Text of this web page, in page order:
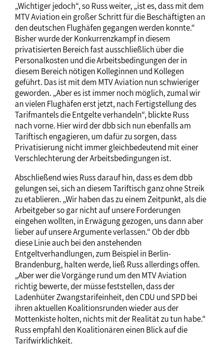
„Wichtiger jedoch“, so Russ weiter, „ist es, dass mit dem
MTV Aviation ein großer Schritt für die Beschäftigten an
den deutschen Flughäfen gegangen werden konnte.“
Bisher wurde der Konkurrenzkampf in diesem
privatisierten Bereich fast ausschließlich über die
Personalkosten und die Arbeitsbedingungen der in
diesem Bereich nötigen Kolleginnen und Kollegen
geführt. Das ist mit dem MTV Aviation nun schwieriger
geworden. „Aber es ist immer noch möglich, zumal wir
an vielen Flughäfen erst jetzt, nach Fertigstellung des
Tarifmantels die Entgelte verhandeln“, blickte Russ
nach vorne. Hier wird der dbb sich nun ebenfalls am
Tariftisch engagieren, um dafür zu sorgen, dass
Privatisierung nicht immer gleichbedeutend mit einer
Verschlechterung der Arbeitsbedingungen ist.
Abschließend wies Russ darauf hin, dass es dem dbb
gelungen sei, sich an diesem Tariftisch ganz ohne Streik
zu etablieren. „Wir haben das zu einem Zeitpunkt, als die
Arbeitgeber so gar nicht auf unsere Forderungen
eingehen wollten, in Erwägung gezogen, uns dann aber
lieber auf unsere Argumente verlassen.“ Ob der dbb
diese Linie auch bei den anstehenden
Entgeltverhandlungen, zum Beispiel in Berlin-
Brandenburg, halten werde, ließ Russ allerdings offen.
„Aber wer die Vorgänge rund um den MTV Aviation
richtig bewerte, der müsse feststellen, dass der
Ladenhüter Zwangstarifeinheit, den CDU und SPD bei
ihren aktuellen Koalitionsrunden wieder aus der
Mottenkiste holten, nichts mit der Realität zu tun habe.“
Russ empfahl den Koalitionären einen Blick auf die
Tarifwirklichkeit.